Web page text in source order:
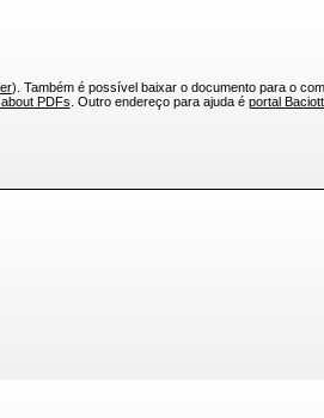
). Também é possível baixar o documento para o
PDFs . Outro endereço para ajuda é portal